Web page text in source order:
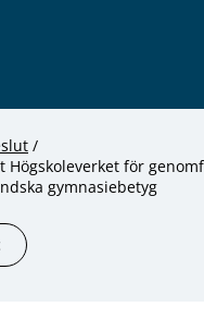
Högskoleverket för
gymnasiebetyg